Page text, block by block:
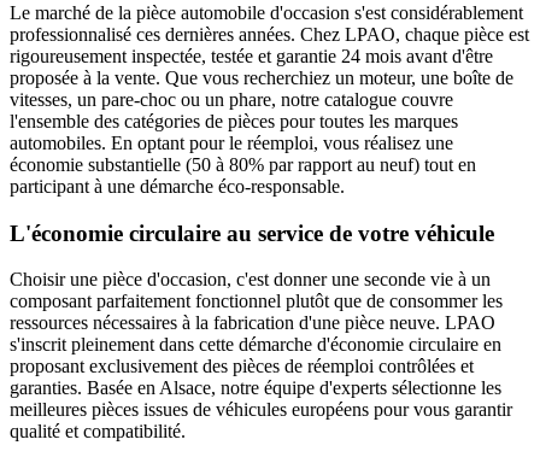
Le marché de la pièce automobile d'occasion s'est considérablement
professionnalisé ces dernières années. Chez LPAO, chaque pièce est
rigoureusement inspectée, testée et garantie 24 mois avant d'être
proposée à la vente. Que vous recherchiez un moteur, une boîte de
vitesses, un pare-choc ou un phare, notre catalogue couvre
l'ensemble des catégories de pièces pour toutes les marques
automobiles. En optant pour le réemploi, vous réalisez une
économie substantielle (50 à 80% par rapport au neuf) tout en
participant à une démarche éco-responsable.
L'économie circulaire au service de votre véhicule
Choisir une pièce d'occasion, c'est donner une seconde vie à un
composant parfaitement fonctionnel plutôt que de consommer les
ressources nécessaires à la fabrication d'une pièce neuve. LPAO
s'inscrit pleinement dans cette démarche d'économie circulaire en
proposant exclusivement des pièces de réemploi contrôlées et
garanties. Basée en Alsace, notre équipe d'experts sélectionne les
meilleures pièces issues de véhicules européens pour vous garantir
qualité et compatibilité.